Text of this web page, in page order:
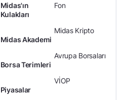
Midas'ın
Kulakları
Midas Akademi
Borsa Terimleri
Piyasalar
Fon
Midas Kripto
Avrupa Borsaları
VİOP